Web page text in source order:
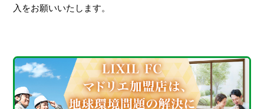
入をお願いいたします。